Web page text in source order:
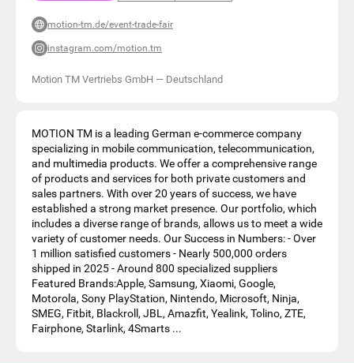
motion-tm.de/event-trade-fair
instagram.com/motion.tm
Motion TM Vertriebs GmbH — Deutschland
MOTION TM is a leading German e-commerce company
specializing in mobile communication, telecommunication,
and multimedia products. We offer a comprehensive range
of products and services for both private customers and
sales partners. With over 20 years of success, we have
established a strong market presence. Our portfolio, which
includes a diverse range of brands, allows us to meet a wide
variety of customer needs. Our Success in Numbers: - Over
1 million satisfied customers - Nearly 500,000 orders
shipped in 2025 - Around 800 specialized suppliers
Featured Brands:Apple, Samsung, Xiaomi, Google,
Motorola, Sony PlayStation, Nintendo, Microsoft, Ninja,
SMEG, Fitbit, Blackroll, JBL, Amazfit, Yealink, Tolino, ZTE,
Fairphone, Starlink, 4Smarts ...